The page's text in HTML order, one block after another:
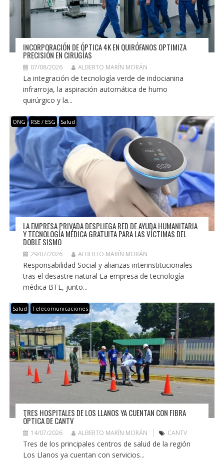
INCORPORACIÓN DE ÓPTICA 4K EN QUIRÓFANOS OPTIMIZA
PRECISIÓN EN CIRUGÍAS
07/08/2026 ALBERTO MARÍN MORÁN
La integración de tecnología verde de indocianina
infrarroja, la aspiración automática de humo
quirúrgico y la...
ONG RSE / ESG Salud
LA EMPRESA PRIVADA DESPLIEGA RED DE AYUDA HUMANITARIA
Y TECNOLOGÍA MÉDICA GRATUITA PARA LAS VÍCTIMAS DEL
DOBLE SISMO
29/07/2026 ALBERTO MARÍN MORÁN
Responsabilidad Social y alianzas interinstitucionales
tras el desastre natural La empresa de tecnología
médica BTL, junto...
Salud Telecomunicaciones
TRES HOSPITALES DE LOS LLANOS YA CUENTAN CON FIBRA
ÓPTICA DE CANTV
14/07/2026 ALBERTO MARÍN MORÁN CANTV
Tres de los principales centros de salud de la región
Los Llanos ya cuentan con servicios...